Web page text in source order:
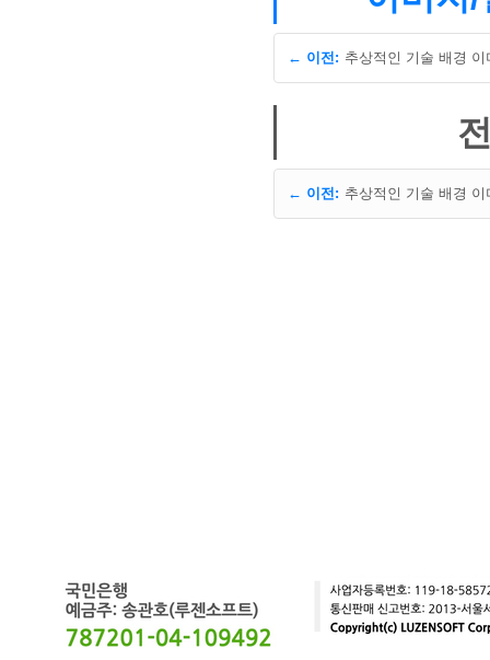
← 이전: 추상적인 기술 배경 이
← 이전: 추상적인 기술 배경 이